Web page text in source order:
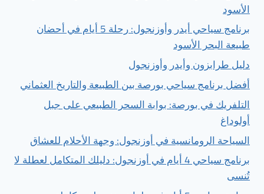
الأسود
برنامج سياحي أيدر وأوزنجول: رحلة 5 أيام في أحضان
طبيعة البحر الأسود
دليل طرابزون وأيدر وأوزنجول
أفضل برنامج سياحي بورصة بين الطبيعة والتاريخ العثماني
التلفريك في بورصة: بوابة السحر الطبيعي على جبل
أولوداغ
السياحة الرومانسية في أوزنجول: وجهة الأحلام للعشاق
برنامج سياحي 4 أيام في أوزنجول: دليلك المتكامل لعطلة لا
تُنسى